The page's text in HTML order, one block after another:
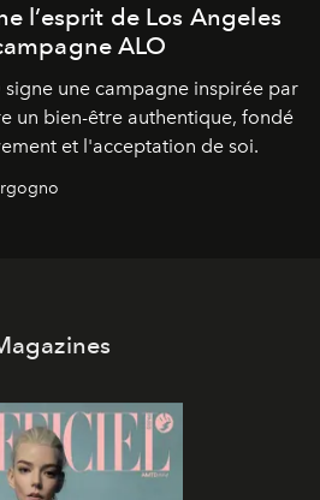
l’esprit de Los Angeles
ALO
une campagne inspirée par
un bien-être authentique, fondé
et l'acceptation de soi.